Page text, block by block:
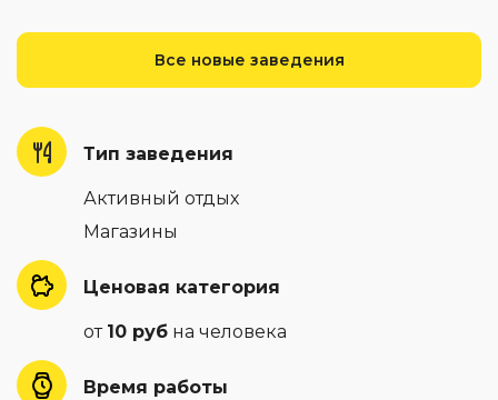
Тип заведения
Активный отдых
Магазины
Ценовая категория
от 10 руб на человека
Время работы
Все новые заведения